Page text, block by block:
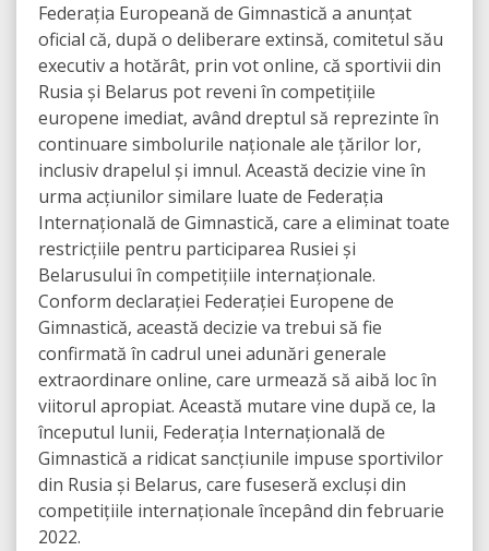
Federația Europeană de Gimnastică a anunțat
oficial că, după o deliberare extinsă, comitetul său
executiv a hotărât, prin vot online, că sportivii din
Rusia și Belarus pot reveni în competițiile
europene imediat, având dreptul să reprezinte în
continuare simbolurile naționale ale țărilor lor,
inclusiv drapelul și imnul. Această decizie vine în
urma acțiunilor similare luate de Federația
Internațională de Gimnastică, care a eliminat toate
restricțiile pentru participarea Rusiei și
Belarusului în competițiile internaționale.
Conform declarației Federației Europene de
Gimnastică, această decizie va trebui să fie
confirmată în cadrul unei adunări generale
extraordinare online, care urmează să aibă loc în
viitorul apropiat. Această mutare vine după ce, la
începutul lunii, Federația Internațională de
Gimnastică a ridicat sancțiunile impuse sportivilor
din Rusia și Belarus, care fuseseră excluși din
competițiile internaționale începând din februarie
2022.